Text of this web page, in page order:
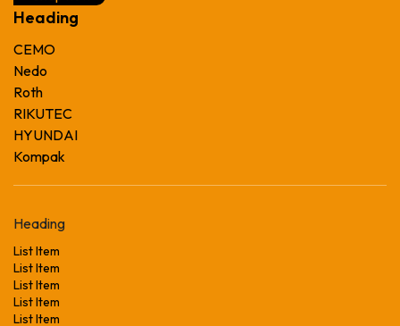
Heading
CEMO
Nedo
Roth
RIKUTEC
HYUNDAI
Kompak
Heading
List Item
List Item
List Item
List Item
List Item